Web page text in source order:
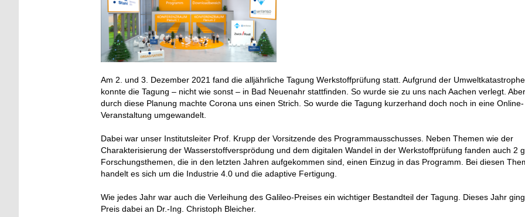
Am 2. und 3. Dezember 2021 fand die alljährliche Tagung Werkstoffprüfung statt. Aufgrund der
konnte die Tagung – nicht wie sonst – in Bad Neuenahr stattfinden. So wurde sie zu uns nach Aachen verlegt.
durch diese Planung machte Corona uns einen Strich. So wurde die Tagung kurzerhand doch noch in eine Online-
Veranstaltung umgewandelt.
Dabei war unser Institutsleiter Prof. Krupp der Vorsitzende des Programmausschusses. Neben Themen wie der
Charakterisierung der Wasserstoffversprödung und dem digitalen Wandel in der Werkstoffprüfung fanden auch 2
Forschungsthemen, die in den letzten Jahren aufgekommen sind, einen Einzug in das Programm. Bei diesen
handelt es sich um die Industrie 4.0 und die adaptive Fertigung.
Wie jedes Jahr war auch die Verleihung des Galileo-Preises ein wichtiger Bestandteil der Tagung. Dieses Jahr
Preis dabei an Dr.-Ing. Christoph Bleicher.